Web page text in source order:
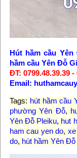
Hút hầm cầu Yên
hầm cầu Yên Đỗ
ĐT: 0799.48.39.39 -
Email:
Tags: hút hầm cầu
phường Yên Đỗ,
Yên Đỗ Pleiku, hut
ham cau yen do,
do, hút hầm Yên Đỗ